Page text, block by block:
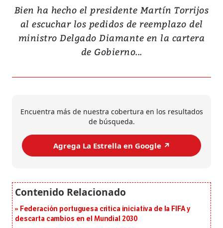
Bien ha hecho el presidente Martín Torrijos
al escuchar los pedidos de reemplazo del
ministro Delgado Diamante en la cartera
de Gobierno...
Encuentra más de nuestra cobertura en los resultados
de búsqueda.
Agrega La Estrella en Google ↗️
Federación portuguesa critica iniciativa de la FIFA y
descarta cambios en el Mundial 2030